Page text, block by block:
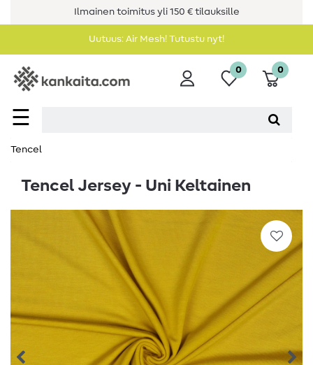
Ilmainen toimitus yli 150 € tilauksille
Uutuus: Air Mesh! Tutustu nyt!
☰
0 0
Tencel
Tencel Jersey - Uni Keltainen